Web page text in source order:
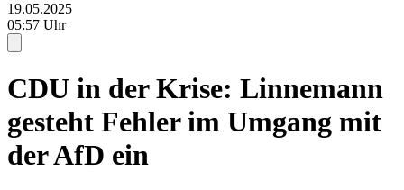
19.05.2025
05:57 Uhr
CDU in der Krise: Linnemann
gesteht Fehler im Umgang mit
der AfD ein